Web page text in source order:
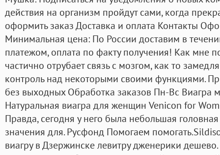
действия на организм пройдут сами, когда
оформить заказ Доставка и оплата Контакты
Минимальная цена: По России доставим в
платежом, оплата по факту получения! Как мне
частично отрубает связь с мозгом, как то
контроль над некоторыми своими функциями.
без выходных Обработка заказов Пн-Вс Виагра
Натуральная виагра для женщин Venicon for
Правда, сегодня у него была небольшая
значения для. Русфонд Помогаем
виагру в Дзержинске левитру дженерики